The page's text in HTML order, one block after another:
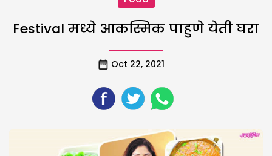
Festival मध्ये आकस्मिक पाहुणे येती घरा
Oct 22, 2021